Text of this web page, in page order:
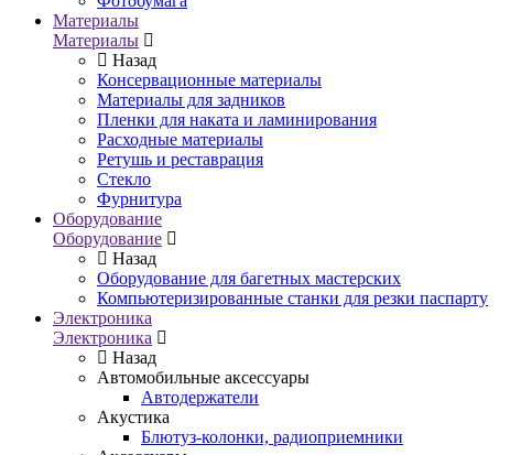
Материалы
Материалы
Назад
Консервационные материалы
Материалы для задников
Пленки для наката и ламинирования
Расходные материалы
Ретушь и реставрация
Стекло
Фурнитура
Оборудование
Оборудование
Назад
Оборудование для багетных мастерских
Компьютеризированные станки для резки паспарту
Электроника
Электроника
Назад
Автомобильные аксессуары
Автодержатели
Акустика
Блютуз-колонки, радиоприемники